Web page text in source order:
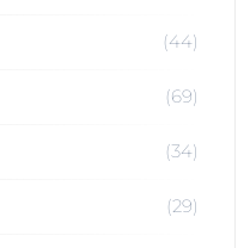
(44)
(69)
(34)
(29)